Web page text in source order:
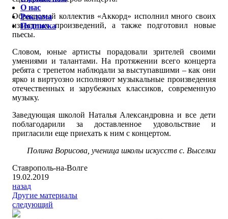
Образцовый коллектив «Аккорд» исполнил много своих
известных произведений, а также подготовил новые
пьесы.
Словом, юные артисты порадовали зрителей своими
умениями и талантами. На протяжении всего концерта
ребята с трепетом наблюдали за выступавшими – как они
ярко и виртуозно исполняют музыкальные произведения
отечественных и зарубежных классиков, современную
музыку.
Заведующая школой Наталья Александровна и все дети
поблагодарили за доставленное удовольствие и
пригласили еще приехать к ним с концертом.
Полина Ворисова, ученица школы искусств с. Выселки
Ставрополь-на-Волге
19.02.2019
назад
Другие материалы
следующий
О нас
Реклама
Подписка